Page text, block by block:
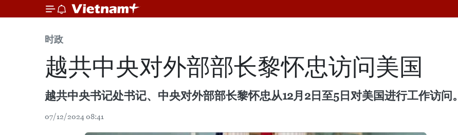
时政
越共中央对外部部长黎怀忠访问美国
越共中央书记处书记、中央对外部部长黎怀忠从12月2日至5日对美国进行工作访问。
07/12/2024 08:41